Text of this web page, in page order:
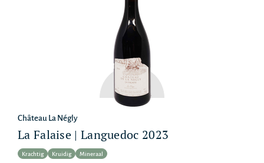
Château La Négly
La Falaise | Languedoc 2023
Krachtig Kruidig Mineraal